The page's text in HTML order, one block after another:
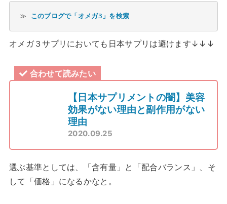
≫ このブログで「オメガ3」を検索
オメガ３サプリにおいても日本サプリは避けます↓↓↓
合わせて読みたい
【日本サプリメントの闇】美容
効果がない理由と副作用がない
理由
2020.09.25
選ぶ基準としては、「含有量」と「配合バランス」、そ
して「価格」になるかなと。